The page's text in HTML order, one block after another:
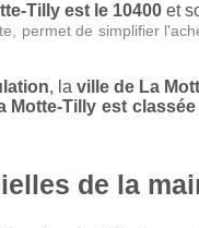
Tilly est le 10400 et
permet de simplifier
, la ville de La
Motte-Tilly est
de la